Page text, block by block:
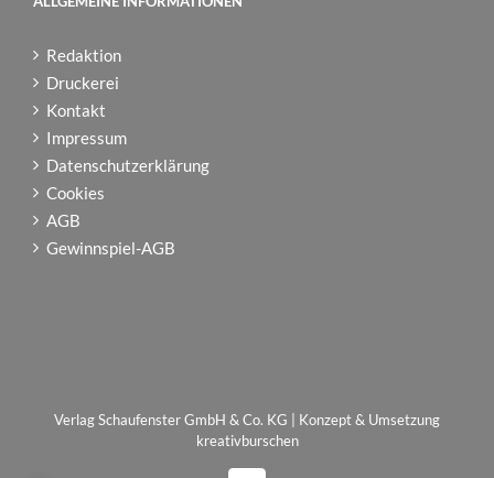
Redaktion
Druckerei
Kontakt
Impressum
Datenschutzerklärung
Cookies
AGB
Gewinnspiel-AGB
Verlag Schaufenster GmbH & Co. KG | Konzept & Umsetzung
kreativburschen